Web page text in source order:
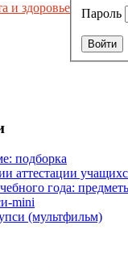
и здоровье
Пароль
подборка
аттестации
года:
mini
(мультфильм)